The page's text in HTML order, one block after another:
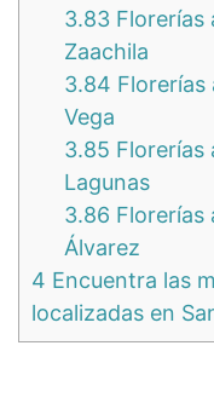
3.83 Florerías
Zaachila
3.84 Florerías
Vega
3.85 Florerías
Lagunas
3.86 Florerías
Álvarez
4 Encuentra las
localizadas en